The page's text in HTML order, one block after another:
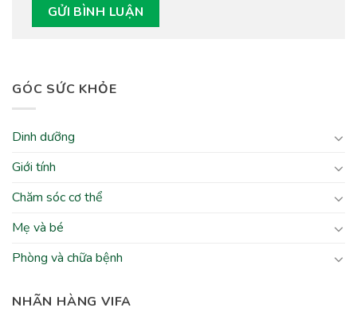
GÓC SỨC KHỎE
Dinh dưỡng
Giới tính
Chăm sóc cơ thể
Mẹ và bé
Phòng và chữa bệnh
NHÃN HÀNG VIFA